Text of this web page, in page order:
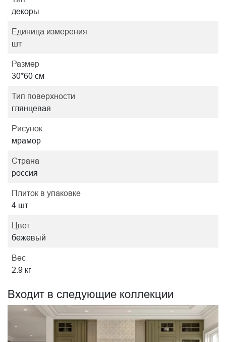
декоры
Единица измерения
шт
Размер
30*60 см
Тип поверхности
глянцевая
Рисунок
мрамор
Страна
россия
Плиток в упаковке
4 шт
Цвет
бежевый
Вес
2.9 кг
Входит в следующие коллекции